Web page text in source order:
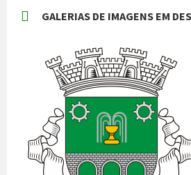
GALERIAS DE IMAGENS EM